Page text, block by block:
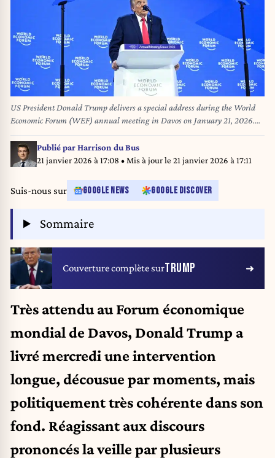
US President Donald Trump delivers a special address during the World
Economic Forum (WEF) annual meeting in Davos on January 21, 2026.
The World Economic Forum takes place in Davos from January 19 to
January 23, 2026. Mandel NGAN / AFP
Publié parHarrison du Bus
21 janvier 2026 à 17:08 • Mis à jour le 21 janvier 2026 à 17:11
Suis-nous sur GOOGLE NEWS GOOGLE DISCOVER
Sommaire
Couverture complète surTRUMP
Très attendu au Forum économique
mondial de Davos, Donald Trump a
livré mercredi une intervention
longue, décousue par moments, mais
politiquement très cohérente dans son
fond. Réagissant aux discours
prononcés la veille par plusieurs